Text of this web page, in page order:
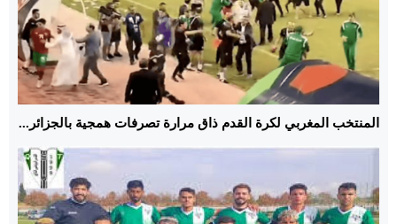
المنتخب المغربي لكرة القدم ذاق مرارة تصرفات همجية بالجزائر...